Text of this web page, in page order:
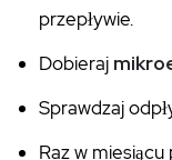
przepływie.
Dobieraj
Sprawdzaj
Raz w miesiącu